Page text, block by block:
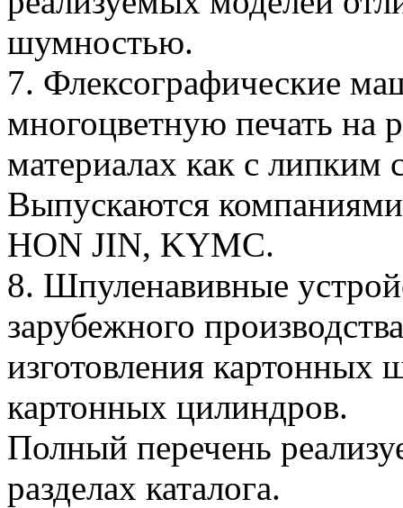
шумностью.
7. Флексографические
многоцветную печать на
материалах как с липким
Выпускаются
HON JIN, KYMC.
8. Шпуленавивные
зарубежного
изготовления картонных
картонных цилиндров.
Полный перечень
разделах каталога.